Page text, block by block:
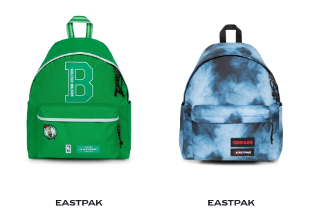
EASTPAK
EASTPAK